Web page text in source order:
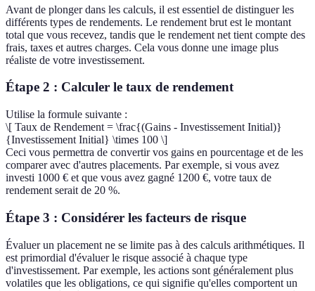
Avant de plonger dans les calculs, il est essentiel de distinguer les
différents types de rendements. Le rendement brut est le montant
total que vous recevez, tandis que le rendement net tient compte des
frais, taxes et autres charges. Cela vous donne une image plus
réaliste de votre investissement.
Étape 2 : Calculer le taux de rendement
Utilise la formule suivante :
\[ Taux de Rendement = \frac{(Gains - Investissement Initial)}
{Investissement Initial} \times 100 \]
Ceci vous permettra de convertir vos gains en pourcentage et de les
comparer avec d'autres placements. Par exemple, si vous avez
investi 1000 € et que vous avez gagné 1200 €, votre taux de
rendement serait de 20 %.
Étape 3 : Considérer les facteurs de risque
Évaluer un placement ne se limite pas à des calculs arithmétiques. Il
est primordial d'évaluer le risque associé à chaque type
d'investissement. Par exemple, les actions sont généralement plus
volatiles que les obligations, ce qui signifie qu'elles comportent un